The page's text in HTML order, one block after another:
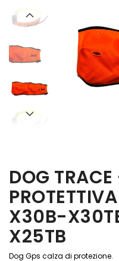
DOG
X30B-
X25TB
Dog Gps calza di protezione.